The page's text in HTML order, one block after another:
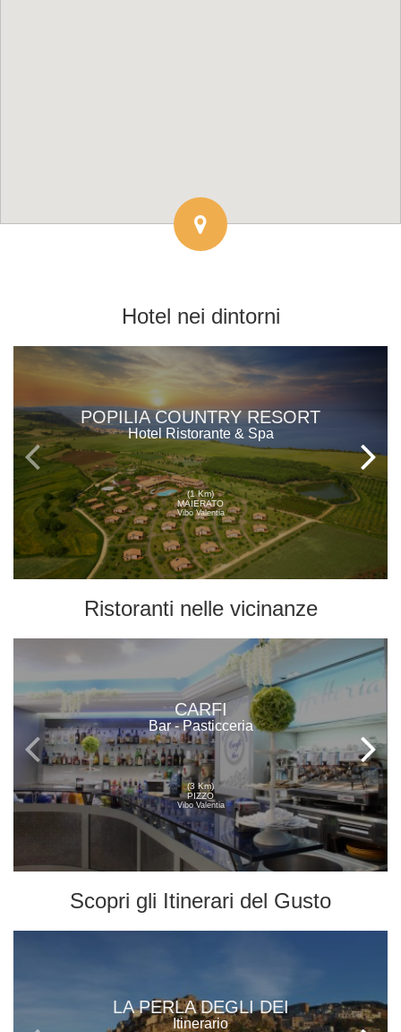
Hotel nei dintorni
POPILIA COUNTRY RESORT
Hotel Ristorante & Spa
(1 Km)
MAIERATO
Vibo Valentia
Ristoranti nelle vicinanze
CARFI
Bar - Pasticceria
(3 Km)
PIZZO
Vibo Valentia
Scopri gli Itinerari del Gusto
LA PERLA DEGLI DEI
Itinerario